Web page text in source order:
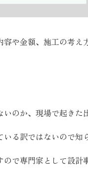
や金額、施工の考
のか、現場で起きた
る訳ではないので知
で専門家として設